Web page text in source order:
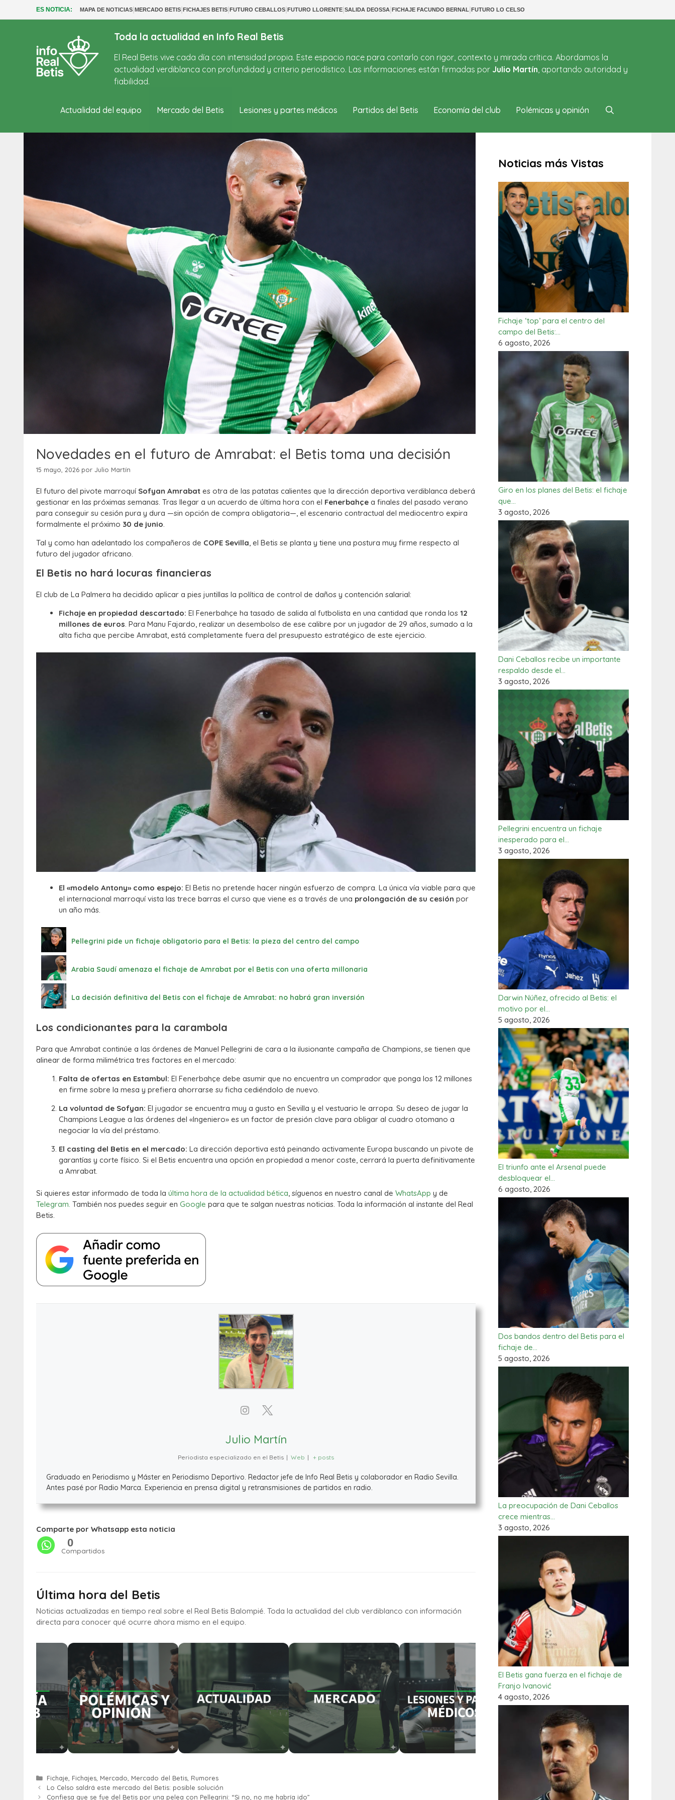
ES NOTICIA: MAPA DE NOTICIAS|MERCADO BETIS|FICHAJES BETIS|FUTURO CEBALLOS|FUTURO LLORENTE|SALIDA DEOSSA|FICHAJE FACUNDO BERNAL|FUTURO LO CELSO
Toda la actualidad en Info Real Betis
El Real Betis vive cada día con intensidad propia. Este espacio nace para contarlo con rigor, contexto y mirada crítica. Abordamos la
actualidad verdiblanca con profundidad y criterio periodístico. Las informaciones están firmadas por Julio Martín, aportando autoridad y
fiabilidad.
Actualidad del equipo Mercado del Betis Lesiones y partes médicos Partidos del Betis Economía del club Polémicas y opinión
Novedades en el futuro de Amrabat: el Betis toma una decisión
15 mayo, 2026 por Julio Martín
El futuro del pivote marroquí Sofyan Amrabat es otra de las patatas calientes que la dirección deportiva verdiblanca deberá
gestionar en las próximas semanas. Tras llegar a un acuerdo de última hora con el Fenerbahçe a finales del pasado verano
para conseguir su cesión pura y dura —sin opción de compra obligatoria—, el escenario contractual del mediocentro expira
formalmente el próximo 30 de junio.
Tal y como han adelantado los compañeros de COPE Sevilla, el Betis se planta y tiene una postura muy firme respecto al
futuro del jugador africano.
El Betis no hará locuras financieras
El club de La Palmera ha decidido aplicar a pies juntillas la política de control de daños y contención salarial:
Fichaje en propiedad descartado: El Fenerbahçe ha tasado de salida al futbolista en una cantidad que ronda los 12
millones de euros. Para Manu Fajardo, realizar un desembolso de ese calibre por un jugador de 29 años, sumado a la
alta ficha que percibe Amrabat, está completamente fuera del presupuesto estratégico de este ejercicio.
El «modelo Antony» como espejo: El Betis no pretende hacer ningún esfuerzo de compra. La única vía viable para que
el internacional marroquí vista las trece barras el curso que viene es a través de una prolongación de su cesión por
un año más.
Pellegrini pide un fichaje obligatorio para el Betis: la pieza del centro del campo
Arabia Saudí amenaza el fichaje de Amrabat por el Betis con una oferta millonaria
La decisión definitiva del Betis con el fichaje de Amrabat: no habrá gran inversión
Los condicionantes para la carambola
Para que Amrabat continúe a las órdenes de Manuel Pellegrini de cara a la ilusionante campaña de Champions, se tienen que
alinear de forma milimétrica tres factores en el mercado:
Falta de ofertas en Estambul: El Fenerbahçe debe asumir que no encuentra un comprador que ponga los 12 millones
en firme sobre la mesa y prefiera ahorrarse su ficha cediéndolo de nuevo.
La voluntad de Sofyan: El jugador se encuentra muy a gusto en Sevilla y el vestuario le arropa. Su deseo de jugar la
Champions League a las órdenes del «Ingeniero» es un factor de presión clave para obligar al cuadro otomano a
negociar la vía del préstamo.
El casting del Betis en el mercado: La dirección deportiva está peinando activamente Europa buscando un pivote de
garantías y corte físico. Si el Betis encuentra una opción en propiedad a menor coste, cerrará la puerta definitivamente
a Amrabat.
Si quieres estar informado de toda la última hora de la actualidad bética, síguenos en nuestro canal de WhatsApp y de
Telegram. También nos puedes seguir en Google para que te salgan nuestras noticias. Toda la información al instante del Real
Betis.
Julio Martín
Periodista especializado en el Betis | Web | + posts
Graduado en Periodismo y Máster en Periodismo Deportivo. Redactor jefe de Info Real Betis y colaborador en Radio Sevilla.
Antes pasé por Radio Marca. Experiencia en prensa digital y retransmisiones de partidos en radio.
Comparte por Whatsapp esta noticia
0
Compartidos
Última hora del Betis
Noticias actualizadas en tiempo real sobre el Real Betis Balompié. Toda la actualidad del club verdiblanco con información
directa para conocer qué ocurre ahora mismo en el equipo.
Fichaje, Fichajes, Mercado, Mercado del Betis, Rumores
Lo Celso saldrá este mercado del Betis: posible solución
Confiesa que se fue del Betis por una pelea con Pellegrini: “Si no, no me habría ido”
Noticias más Vistas
Fichaje ‘top’ para el centro del
campo del Betis:…
6 agosto, 2026
Giro en los planes del Betis: el fichaje
que…
3 agosto, 2026
Dani Ceballos recibe un importante
respaldo desde el…
3 agosto, 2026
Pellegrini encuentra un fichaje
inesperado para el…
3 agosto, 2026
Darwin Núñez, ofrecido al Betis: el
motivo por el…
5 agosto, 2026
El triunfo ante el Arsenal puede
desbloquear el…
6 agosto, 2026
Dos bandos dentro del Betis para el
fichaje de…
5 agosto, 2026
La preocupación de Dani Ceballos
crece mientras…
3 agosto, 2026
El Betis gana fuerza en el fichaje de
Franjo Ivanović
4 agosto, 2026